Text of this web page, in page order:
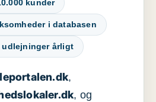
kunder
i databasen
udlejninger årligt
,
, og